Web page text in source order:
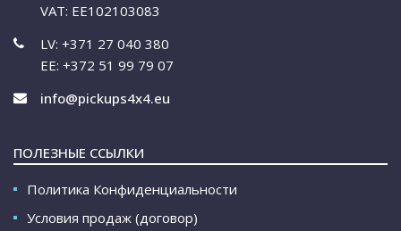
VAT: EE102103083
LV: +371 27 040 380
EE: +372 51 99 79 07
info@pickups4x4.eu
ПОЛЕЗНЫЕ ССЫЛКИ
Политика Конфиденциальности
Условия продаж (договор)